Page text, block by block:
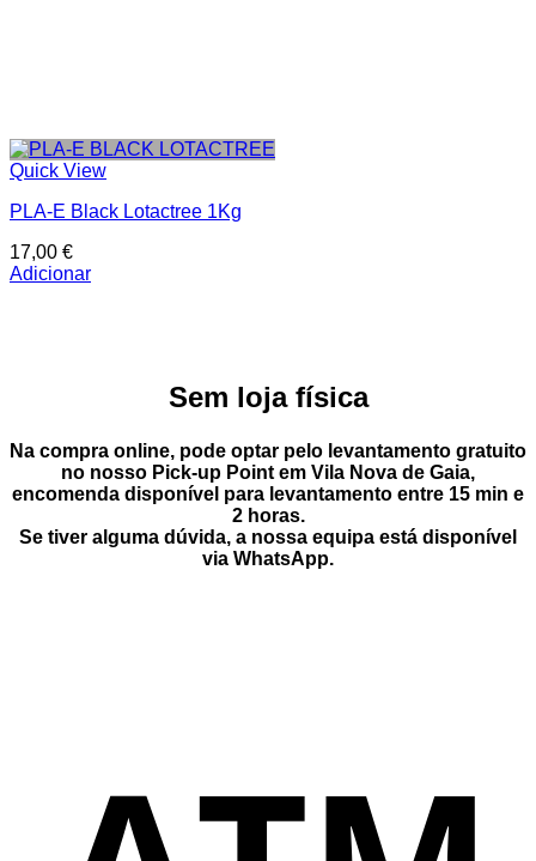
Quick View
PLA-E Black Lotactree 1Kg
17,00 €
Adicionar
Sem loja física
Na compra online, pode optar pelo levantamento gratuito
no nosso Pick-up Point em Vila Nova de Gaia,
encomenda disponível para levantamento entre 15 min e
2 horas.
Se tiver alguma dúvida, a nossa equipa está disponível
via WhatsApp.